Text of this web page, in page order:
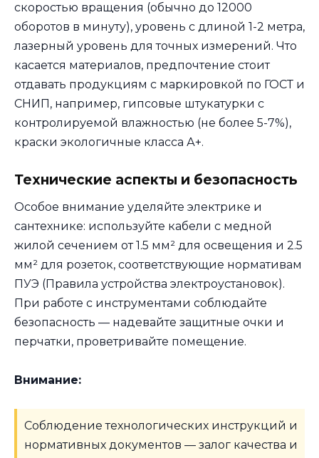
скоростью вращения (обычно до 12000
оборотов в минуту), уровень с длиной 1-2 метра,
лазерный уровень для точных измерений. Что
касается материалов, предпочтение стоит
отдавать продукциям с маркировкой по ГОСТ и
СНИП, например, гипсовые штукатурки с
контролируемой влажностью (не более 5-7%),
краски экологичные класса А+.
Технические аспекты и безопасность
Особое внимание уделяйте электрике и
сантехнике: используйте кабели с медной
жилой сечением от 1.5 мм² для освещения и 2.5
мм² для розеток, соответствующие нормативам
ПУЭ (Правила устройства электроустановок).
При работе с инструментами соблюдайте
безопасность — надевайте защитные очки и
перчатки, проветривайте помещение.
Внимание:
Соблюдение технологических инструкций и
нормативных документов — залог качества и